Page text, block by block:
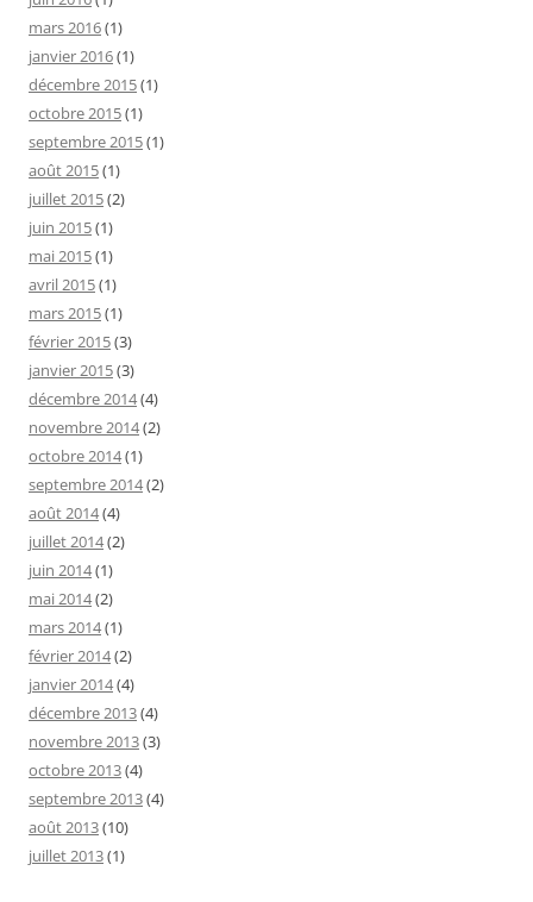
mars 2016(1)
janvier 2016(1)
décembre 2015(1)
octobre 2015(1)
septembre 2015(1)
août 2015(1)
juillet 2015(2)
juin 2015(1)
mai 2015(1)
avril 2015(1)
mars 2015(1)
février 2015(3)
janvier 2015(3)
décembre 2014(4)
novembre 2014(2)
octobre 2014(1)
septembre 2014(2)
août 2014(4)
juillet 2014(2)
juin 2014(1)
mai 2014(2)
mars 2014(1)
février 2014(2)
janvier 2014(4)
décembre 2013(4)
novembre 2013(3)
octobre 2013(4)
septembre 2013(4)
août 2013(10)
juillet 2013(1)